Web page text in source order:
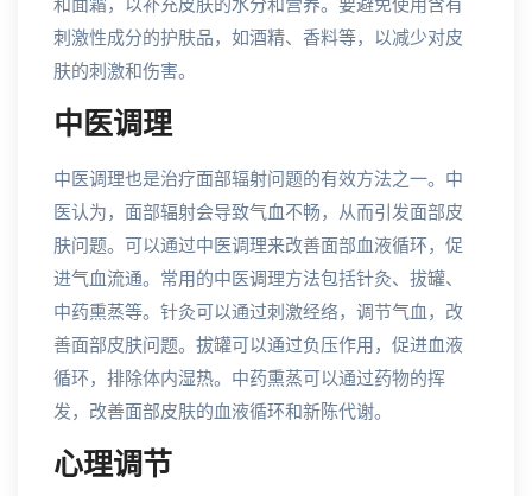
和面霜，以补充皮肤的水分和营养。要避免使用含有
刺激性成分的护肤品，如酒精、香料等，以减少对皮
肤的刺激和伤害。
中医调理
中医调理也是治疗面部辐射问题的有效方法之一。中
医认为，面部辐射会导致气血不畅，从而引发面部皮
肤问题。可以通过中医调理来改善面部血液循环，促
进气血流通。常用的中医调理方法包括针灸、拔罐、
中药熏蒸等。针灸可以通过刺激经络，调节气血，改
善面部皮肤问题。拔罐可以通过负压作用，促进血液
循环，排除体内湿热。中药熏蒸可以通过药物的挥
发，改善面部皮肤的血液循环和新陈代谢。
心理调节